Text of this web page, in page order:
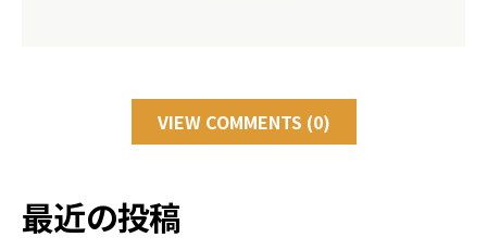
VIEW COMMENTS (0)
最近の投稿